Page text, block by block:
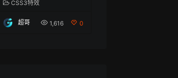
CSS3特效
超哥 1,616 0